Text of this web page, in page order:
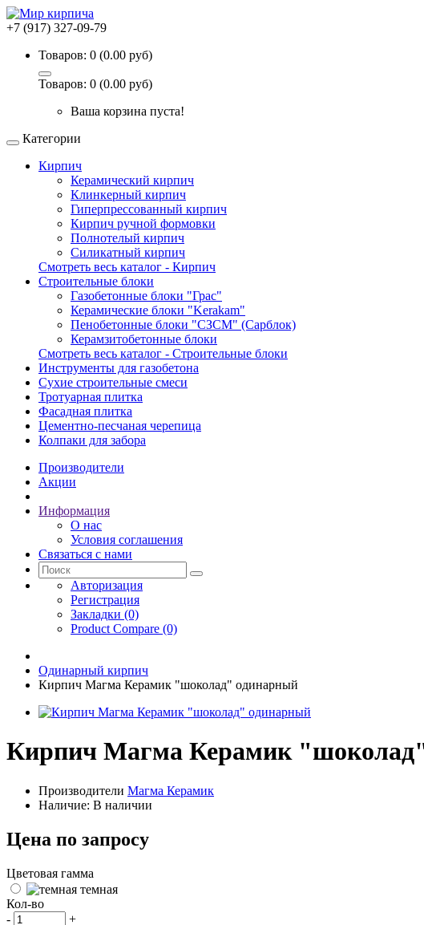
+7 (917) 327-09-79
Товаров: 0 (0.00 руб)
Товаров: 0 (0.00 руб)
Ваша корзина пуста!
Категории
Кирпич
Керамический кирпич
Клинкерный кирпич
Гиперпрессованный кирпич
Кирпич ручной формовки
Полнотелый кирпич
Силикатный кирпич
Смотреть весь каталог - Кирпич
Строительные блоки
Газобетонные блоки "Грас"
Керамические блоки "Kerakam"
Пенобетонные блоки "СЗСМ" (Сарблок)
Керамзитобетонные блоки
Смотреть весь каталог - Строительные блоки
Инструменты для газобетона
Сухие строительные смеси
Тротуарная плитка
Фасадная плитка
Цементно-песчаная черепица
Колпаки для забора
Производители
Акции
Информация
О нас
Условия соглашения
Связаться с нами
Авторизация
Регистрация
Закладки (0)
Product Compare (0)
Одинарный кирпич
Кирпич Магма Керамик "шоколад" одинарный
Кирпич Магма Керамик
Производители Магма Керамик
Наличие: В наличии
Цена по запросу
Цветовая гамма
темная
Кол-во
-
+